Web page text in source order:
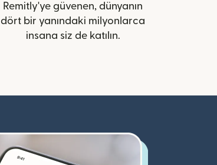
Remitly'ye güvenen, dünyanın
dört bir yanındaki milyonlarca
insana siz de katılın.